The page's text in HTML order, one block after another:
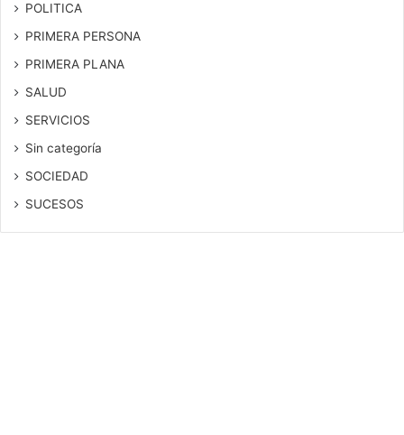
POLITICA
PRIMERA PERSONA
PRIMERA PLANA
SALUD
SERVICIOS
Sin categoría
SOCIEDAD
SUCESOS